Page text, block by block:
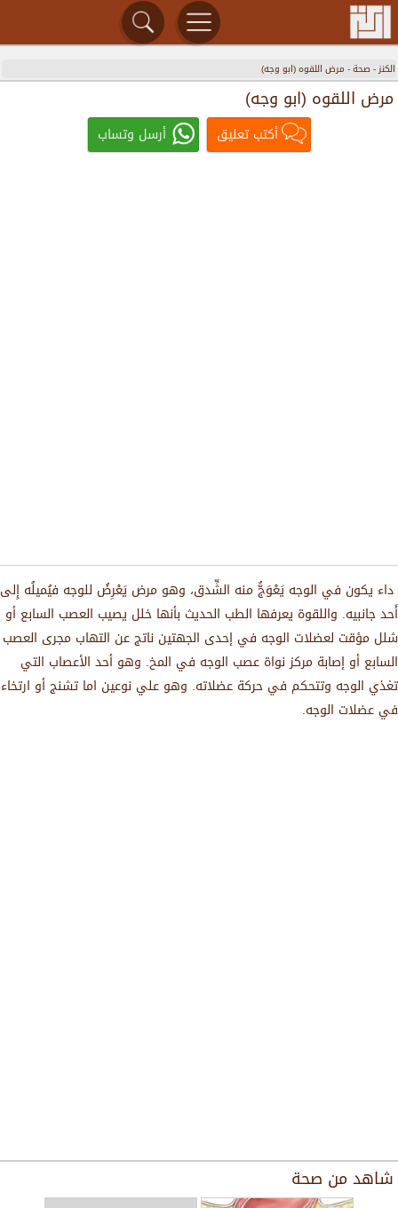
الكنز- صحة- مرض اللقوه (ابو وجه)
مرض اللقوه (ابو وجه)
أكتب تعليق أرسل وتساب
داء يكون في الوجه يَعْوَجُّ منه الشِّدق، وهو مرض يَعْرِضُ للوجه فيُميلُه إِلى
أَحد جانبيه. واللقوة يعرفها الطب الحديث بأنها خلل يصيب العصب السابع أو
شلل مؤقت لعضلات الوجه في إحدى الجهتين ناتج عن التهاب مجرى العصب
السابع أو إصابة مركز نواة عصب الوجه في المخ. وهو أحد الأعصاب التي
تغذي الوجه وتتحكم في حركة عضلاته. وهو علي نوعين اما تشنج أو ارتخاء
في عضلات الوجه.
شاهد من صحة